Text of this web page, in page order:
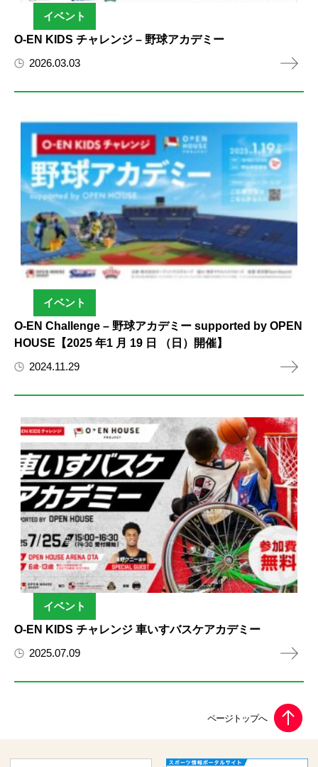
イベント
O-EN KIDS チャレンジ – 野球アカデミー
2026.03.03
イベント
O-EN Challenge – 野球アカデミー supported by OPEN
HOUSE【2025 年1 月 19 日 （日）開催】
2024.11.29
イベント
O-EN KIDS チャレンジ 車いすバスケアカデミー
2025.07.09